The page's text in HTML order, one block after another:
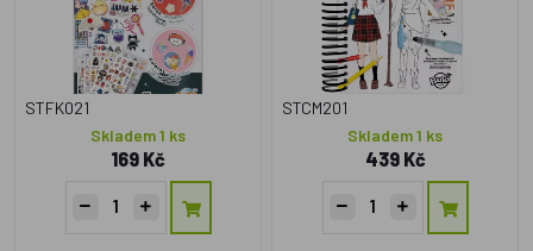
STFK021
Skladem 1 ks
169 Kč
STCM201
Skladem 1 ks
439 Kč